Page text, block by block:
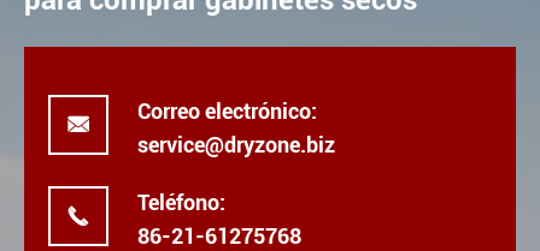

Correo electrónico:
service@dryzone.biz

Teléfono:
86-21-61275768